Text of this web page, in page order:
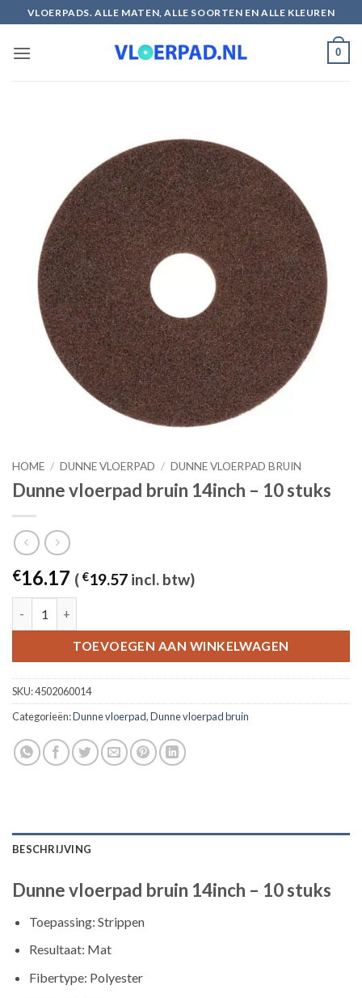
naar
inhoud
VLOERPADS. ALLE MATEN, ALLE SOORTEN EN ALLE KLEUREN
0
HOME / DUNNE VLOERPAD / DUNNE VLOERPAD BRUIN
Dunne vloerpad bruin 14inch – 10 stuks
€16.17 ( €19.57 incl. btw)
TOEVOEGEN AAN WINKELWAGEN
SKU:4502060014
Categorieën:Dunne vloerpad,Dunne vloerpad bruin
BESCHRIJVING
Dunne vloerpad bruin 14inch – 10 stuks
Toepassing: Strippen
Resultaat: Mat
Fibertype: Polyester